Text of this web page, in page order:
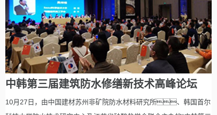
中韩第三届建筑防水修缮新技术高峰论坛
10月27日，由中国建材苏州非矿院防水材料研究所、韩国首尔